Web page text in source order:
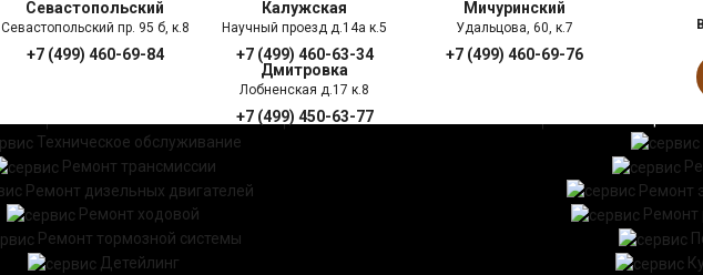
Севастопольский
Севастопольский пр. 95 б, к.8
+7 (499) 460-69-84
Калужская
Научный проезд д.14а к.5
+7 (499) 460-63-34
Мичуринский
Удальцова, 60, к.7
+7 (499) 460-69-76
Дмитровка
Лобненская д.17 к.8
+7 (499) 450-63-77ПРАЙС ЛИСТ
Техническое обслуживание
Ремонт трансмиссии
Ремонт дизельных двигателей
Ремонт
Ремонт ходовой
Ремонт
Ремонт тормозной системы
Детейлинг